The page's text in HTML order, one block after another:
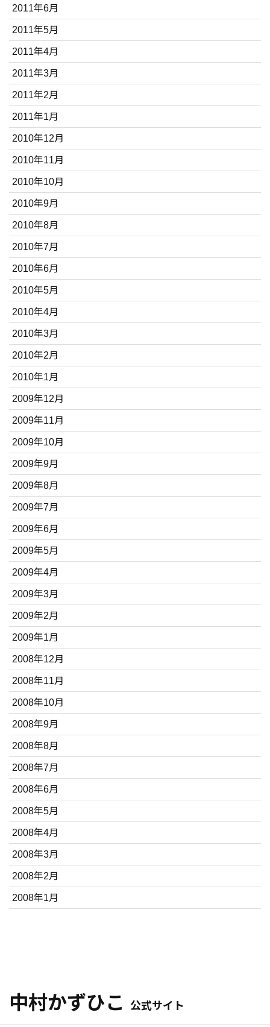
2011年6月
2011年5月
2011年4月
2011年3月
2011年2月
2011年1月
2010年12月
2010年11月
2010年10月
2010年9月
2010年8月
2010年7月
2010年6月
2010年5月
2010年4月
2010年3月
2010年2月
2010年1月
2009年12月
2009年11月
2009年10月
2009年9月
2009年8月
2009年7月
2009年6月
2009年5月
2009年4月
2009年3月
2009年2月
2009年1月
2008年12月
2008年11月
2008年10月
2008年9月
2008年8月
2008年7月
2008年6月
2008年5月
2008年4月
2008年3月
2008年2月
2008年1月
中村かずひこ 公式サイト